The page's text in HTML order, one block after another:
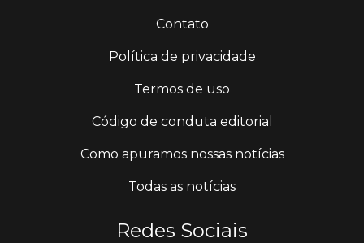
Contato
Política de privacidade
Termos de uso
Código de conduta editorial
Como apuramos nossas notícias
Todas as notícias
Redes Sociais